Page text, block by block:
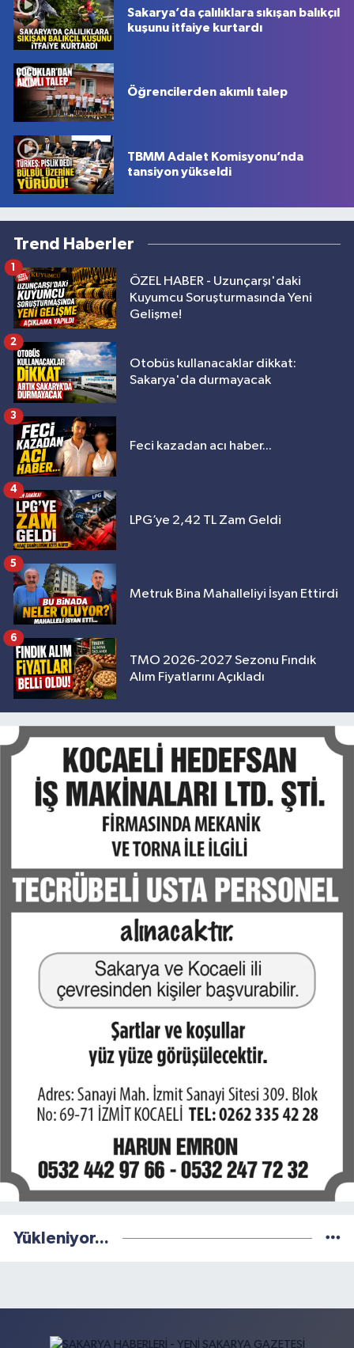
Sakarya’da çalılıklara sıkışan balıkçıl
kuşunu itfaiye kurtardı
Öğrencilerden akımlı talep
TBMM Adalet Komisyonu’nda
tansiyon yükseldi
Trend Haberler
ÖZEL HABER - Uzunçarşı'daki
Kuyumcu Soruşturmasında Yeni
Gelişme!
1
Otobüs kullanacaklar dikkat:
Sakarya'da durmayacak
2
Feci kazadan acı haber...
3
LPG’ye 2,42 TL Zam Geldi
4
Metruk Bina Mahalleliyi İsyan Ettirdi
5
TMO 2026-2027 Sezonu Fındık
Alım Fiyatlarını Açıkladı
6
Yükleniyor...